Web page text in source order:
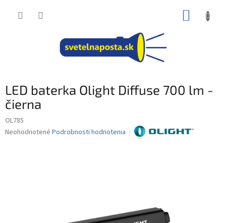
LED baterka Olight Diffuse 700 lm -
čierna
OL785
Priemerné
Neohodnotené Podrobnosti hodnotenia